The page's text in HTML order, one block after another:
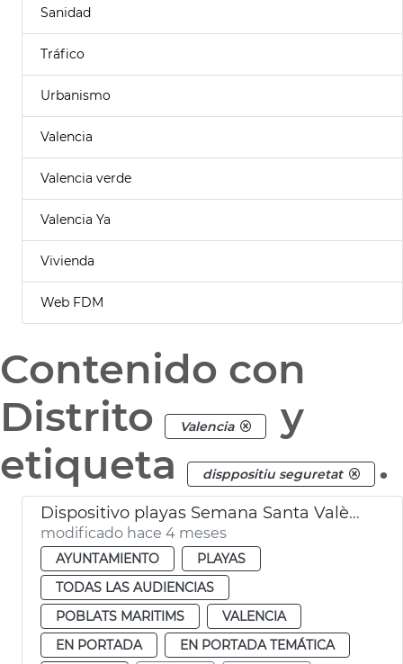
Sanidad
Tráfico
Urbanismo
Valencia
Valencia verde
Valencia Ya
Vivienda
Web FDM
Contenido con
Distrito
Valencia
y
etiqueta
disppositiu seguretat .
Dispositivo playas Semana Santa València
modificado hace 4 meses
AYUNTAMIENTO
PLAYAS
TODAS LAS AUDIENCIAS
POBLATS MARITIMS
VALENCIA
EN PORTADA
EN PORTADA TEMÁTICA